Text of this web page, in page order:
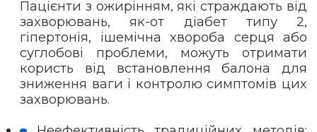
Пацієнти з ожирінням, які страждають від
захворювань, як-от діабет типу 2,
гіпертонія, ішемічна хвороба серця або
суглобові проблеми, можуть отримати
користь від встановлення балона для
зниження ваги і контролю симптомів цих
захворювань.